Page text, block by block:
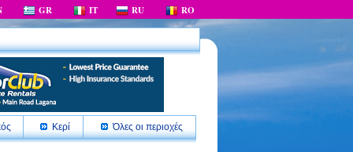
GR IT RU RO
Κερί Όλες οι περιοχές